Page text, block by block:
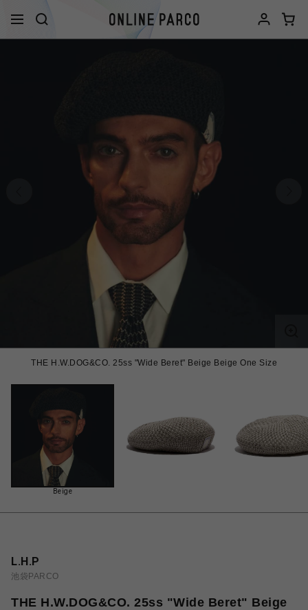
THE H.W.DOG&CO. 25ss "Wide Beret" Beige Beige One Size
Beige
L.H.P
池袋PARCO
THE H.W.DOG&CO. 25ss "Wide Beret" Beige